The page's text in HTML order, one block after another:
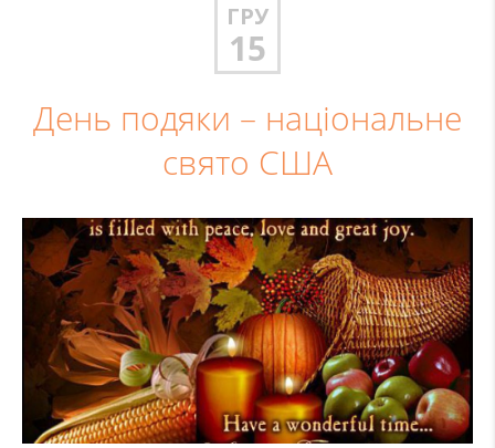
ГРУ
15
День подяки – національне
свято США